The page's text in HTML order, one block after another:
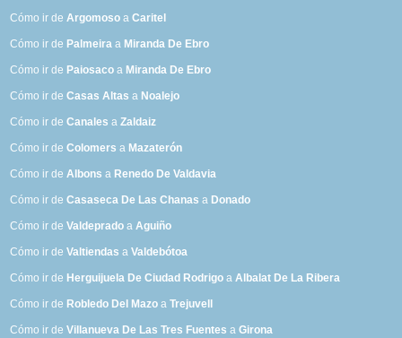
Cómo ir deArgomoso aCaritel
Cómo ir de Palmeira a Miranda De Ebro
Cómo ir de Paiosaco a Miranda De Ebro
Cómo ir deCasas Altas a Noalejo
Cómo ir deCanales aZaldaiz
Cómo ir deColomers a Mazaterón
Cómo ir deAlbons a Renedo De Valdavia
Cómo ir deCasaseca De Las Chanas a Donado
Cómo ir deValdeprado aAguiño
Cómo ir deValtiendas aValdebótoa
Cómo ir de Herguijuela De Ciudad Rodrigo aAlbalat De La Ribera
Cómo ir de Robledo Del Mazo aTrejuvell
Cómo ir deVillanueva De Las Tres Fuentes aGirona